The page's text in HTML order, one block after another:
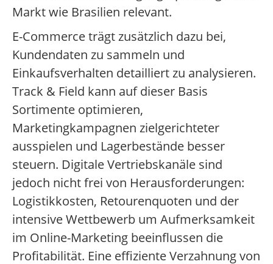
Markt wie Brasilien relevant.
E-Commerce trägt zusätzlich dazu bei,
Kundendaten zu sammeln und
Einkaufsverhalten detailliert zu analysieren.
Track & Field kann auf dieser Basis
Sortimente optimieren,
Marketingkampagnen zielgerichteter
ausspielen und Lagerbestände besser
steuern. Digitale Vertriebskanäle sind
jedoch nicht frei von Herausforderungen:
Logistikkosten, Retourenquoten und der
intensive Wettbewerb um Aufmerksamkeit
im Online-Marketing beeinflussen die
Profitabilität. Eine effiziente Verzahnung von